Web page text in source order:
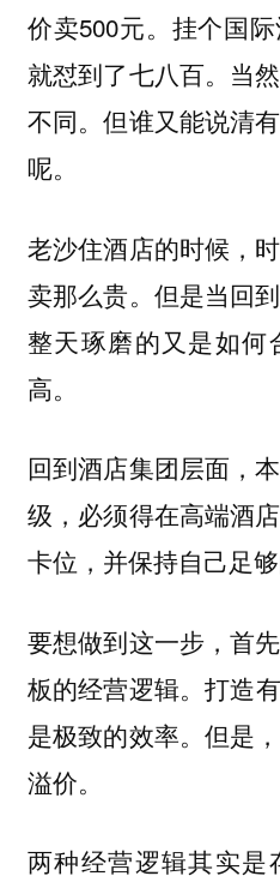
价卖500元。挂个国
就怼到了七八百。当
不同。但谁又能说清
呢。
老沙住酒店的时候，
卖那么贵。但是当回
整天琢磨的又是如何
高。
回到酒店集团层面，
级，必须得在高端酒
卡位，并保持自己足够
要想做到这一步，首
板的经营逻辑。打造
是极致的效率。但是
溢价。
两种经营逻辑其实是